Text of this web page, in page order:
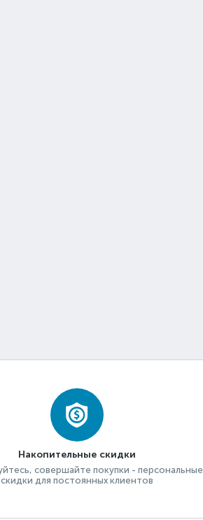
Накопительные скидки
совершайте покупки - персональные
скидки для постоянных клиентов